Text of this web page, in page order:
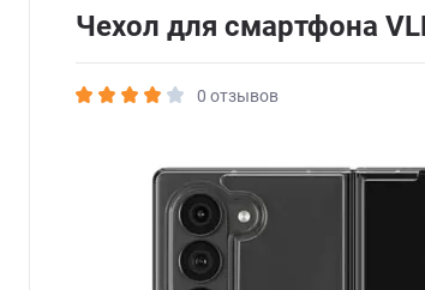
Чехол для смартфона
0 отзывов